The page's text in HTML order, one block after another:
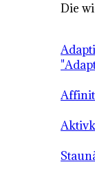
Die